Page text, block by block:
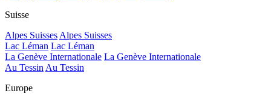
Suisse
Alpes Suisses Alpes Suisses
Lac Léman Lac Léman
La Genève Internationale La Genève Internationale
Au Tessin Au Tessin
Europe